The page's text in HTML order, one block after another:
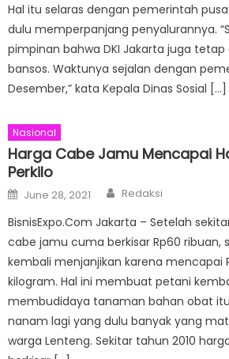
Hal itu selaras dengan pemerintah
dulu memperpanjang penyalurannya.
pimpinan bahwa DKI Jakarta juga
bansos. Waktunya sejalan dengan
Desember,” kata Kepala Dinas Sosial […]
Nasional
Harga Cabe Jamu Mencapai
Perkilo
Posted
on
June 28, 2021 Author
Redaksi
BisnisExpo.Com Jakarta – Setelah
cabe jamu cuma berkisar Rp60 ribuan,
kembali menjanjikan karena mencapai
kilogram. Hal ini membuat petani
membudidaya tanaman bahan obat
nanam lagi yang dulu banyak yang
warga Lenteng. Sekitar tahun 2010